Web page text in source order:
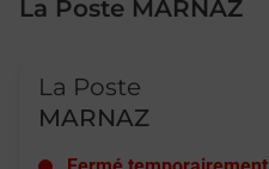
La Poste MARNAZ
La Poste
MARNAZ